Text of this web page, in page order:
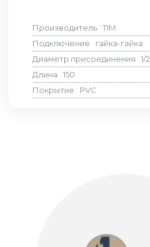
Производитель TIM
Подключение
гайка-гайка
Диаметр присоединения
1/2
Длина
150
Покрытие
PVC